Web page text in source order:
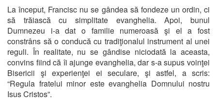
La început, Francisc nu se gândea să fondeze un ordin, ci
să trăiască cu simplitate evanghelia. Apoi, bunul
Dumnezeu i-a dat o familie numeroasă şi el a fost
constrâns să o conducă cu tradiţionalul instrument al unei
reguli. În realitate, nu se gândise niciodată la aceasta,
convins fiind că îi ajunge evanghelia, dar s-a supus voinţei
Bisericii şi experienţei ei seculare, şi astfel, a scris:
“Regula fratelui minor este evanghelia Domnului nostru
Isus Cristos”.